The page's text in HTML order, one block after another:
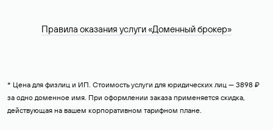
Правила оказания услуги «Доменный брокер»
* Цена для физлиц и ИП. Стоимость услуги для юридических лиц — 3898 ₽
за одно доменное имя. При оформлении заказа применяется скидка,
действующая на вашем корпоративном тарифном плане.